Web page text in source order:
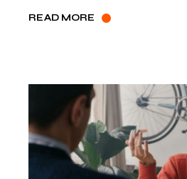
READ MORE